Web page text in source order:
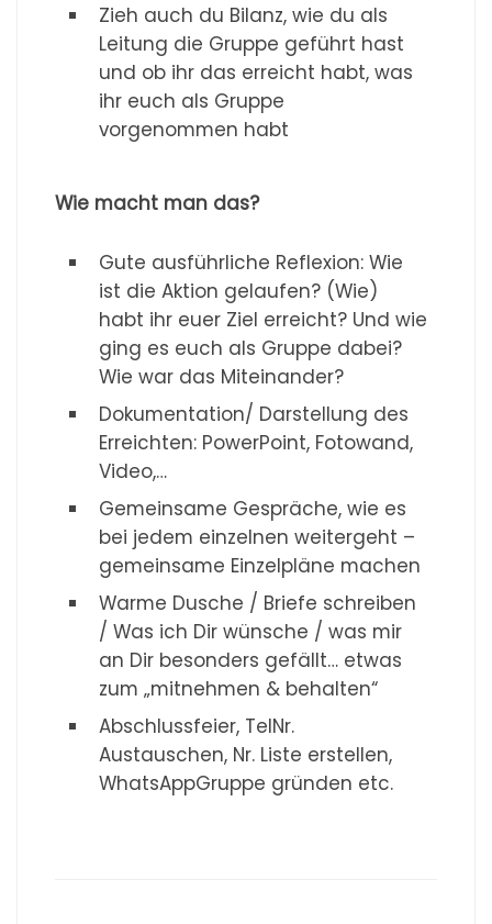
Zieh auch du Bilanz, wie du als
Leitung die Gruppe geführt hast
und ob ihr das erreicht habt, was
ihr euch als Gruppe
vorgenommen habt
Wie macht man das?
Gute ausführliche Reflexion: Wie
ist die Aktion gelaufen? (Wie)
habt ihr euer Ziel erreicht? Und wie
ging es euch als Gruppe dabei?
Wie war das Miteinander?
Dokumentation/ Darstellung des
Erreichten: PowerPoint, Fotowand,
Video,…
Gemeinsame Gespräche, wie es
bei jedem einzelnen weitergeht –
gemeinsame Einzelpläne machen
Warme Dusche / Briefe schreiben
/ Was ich Dir wünsche / was mir
an Dir besonders gefällt… etwas
zum „mitnehmen & behalten“
Abschlussfeier, TelNr.
Austauschen, Nr. Liste erstellen,
WhatsAppGruppe gründen etc.